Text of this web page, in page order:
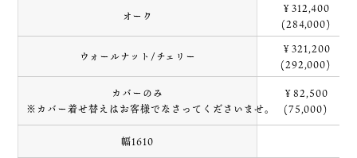
オーク
￥312,400
(284,000)
ウォールナット/チェリー
￥321,200
(292,000)
カバーのみ
※カバー着せ替えはお客様でなさってくださいませ。
￥82,500
(75,000)
幅1610